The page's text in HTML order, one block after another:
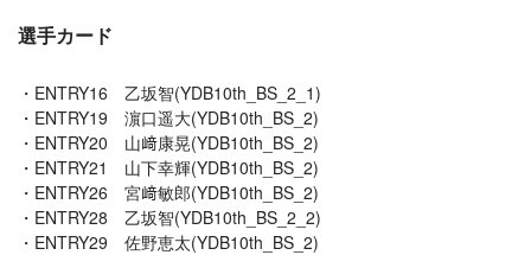
選手カード
ENTRY16 乙坂智(YDB10th_BS_2_1)
ENTRY19 濵口遥大(YDB10th_BS_2)
ENTRY20 山﨑康晃(YDB10th_BS_2)
ENTRY21 山下幸輝(YDB10th_BS_2)
ENTRY26 宮﨑敏郎(YDB10th_BS_2)
ENTRY28 乙坂智(YDB10th_BS_2_2)
ENTRY29 佐野恵太(YDB10th_BS_2)